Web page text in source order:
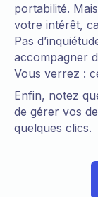
portabilité.
votre intérêt,
Pas
accompagner
Vous verrez :
Enfin, notez
de gérer vos
quelques clics.